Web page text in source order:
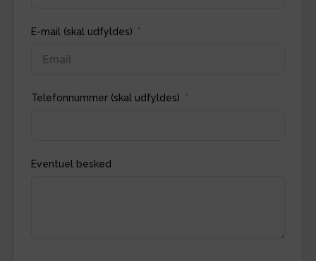
E-mail (skal udfyldes)
Telefonnummer (skal udfyldes)
Eventuel besked